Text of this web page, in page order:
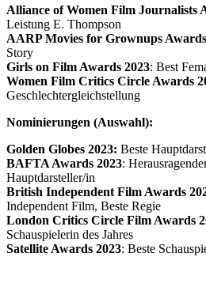
Alliance of Women Film Journalists
Leistung E. Thompson
AARP Movies for Grownups
Story
Girls on Film Awards 2023: Best
Women Film Critics Circle Awards
Geschlechtergleichstellung
Nominierungen (Auswahl):
Golden Globes 2023: Beste
BAFTA Awards 2023:
Hauptdarsteller/in
British Independent Film Awards
Independent Film, Beste Regie
London Critics Circle Film Awards
Schauspielerin des Jahres
Satellite Awards 2023: Beste